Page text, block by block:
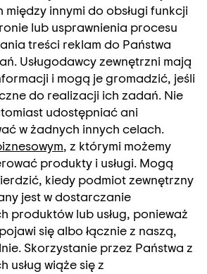
innymi do obsługi funkcji
lub usprawnienia procesu
treści reklam do Państwa
Usługodawcy zewnętrzni mają
i mogą je gromadzić, jeśli
do realizacji ich zadań. Nie
udostępniać ani
w żadnych innych celach.
, z którymi możemy
produkty i usługi. Mogą
kiedy podmiot zewnętrzny
jest w dostarczanie
produktów lub usług, ponieważ
się albo łącznie z naszą,
Skorzystanie przez Państwa z
usług wiąże się z